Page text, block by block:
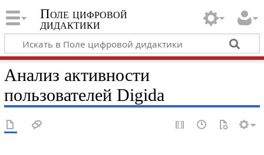
Поле цифровой
дидактики
Анализ активности
пользователей Digida